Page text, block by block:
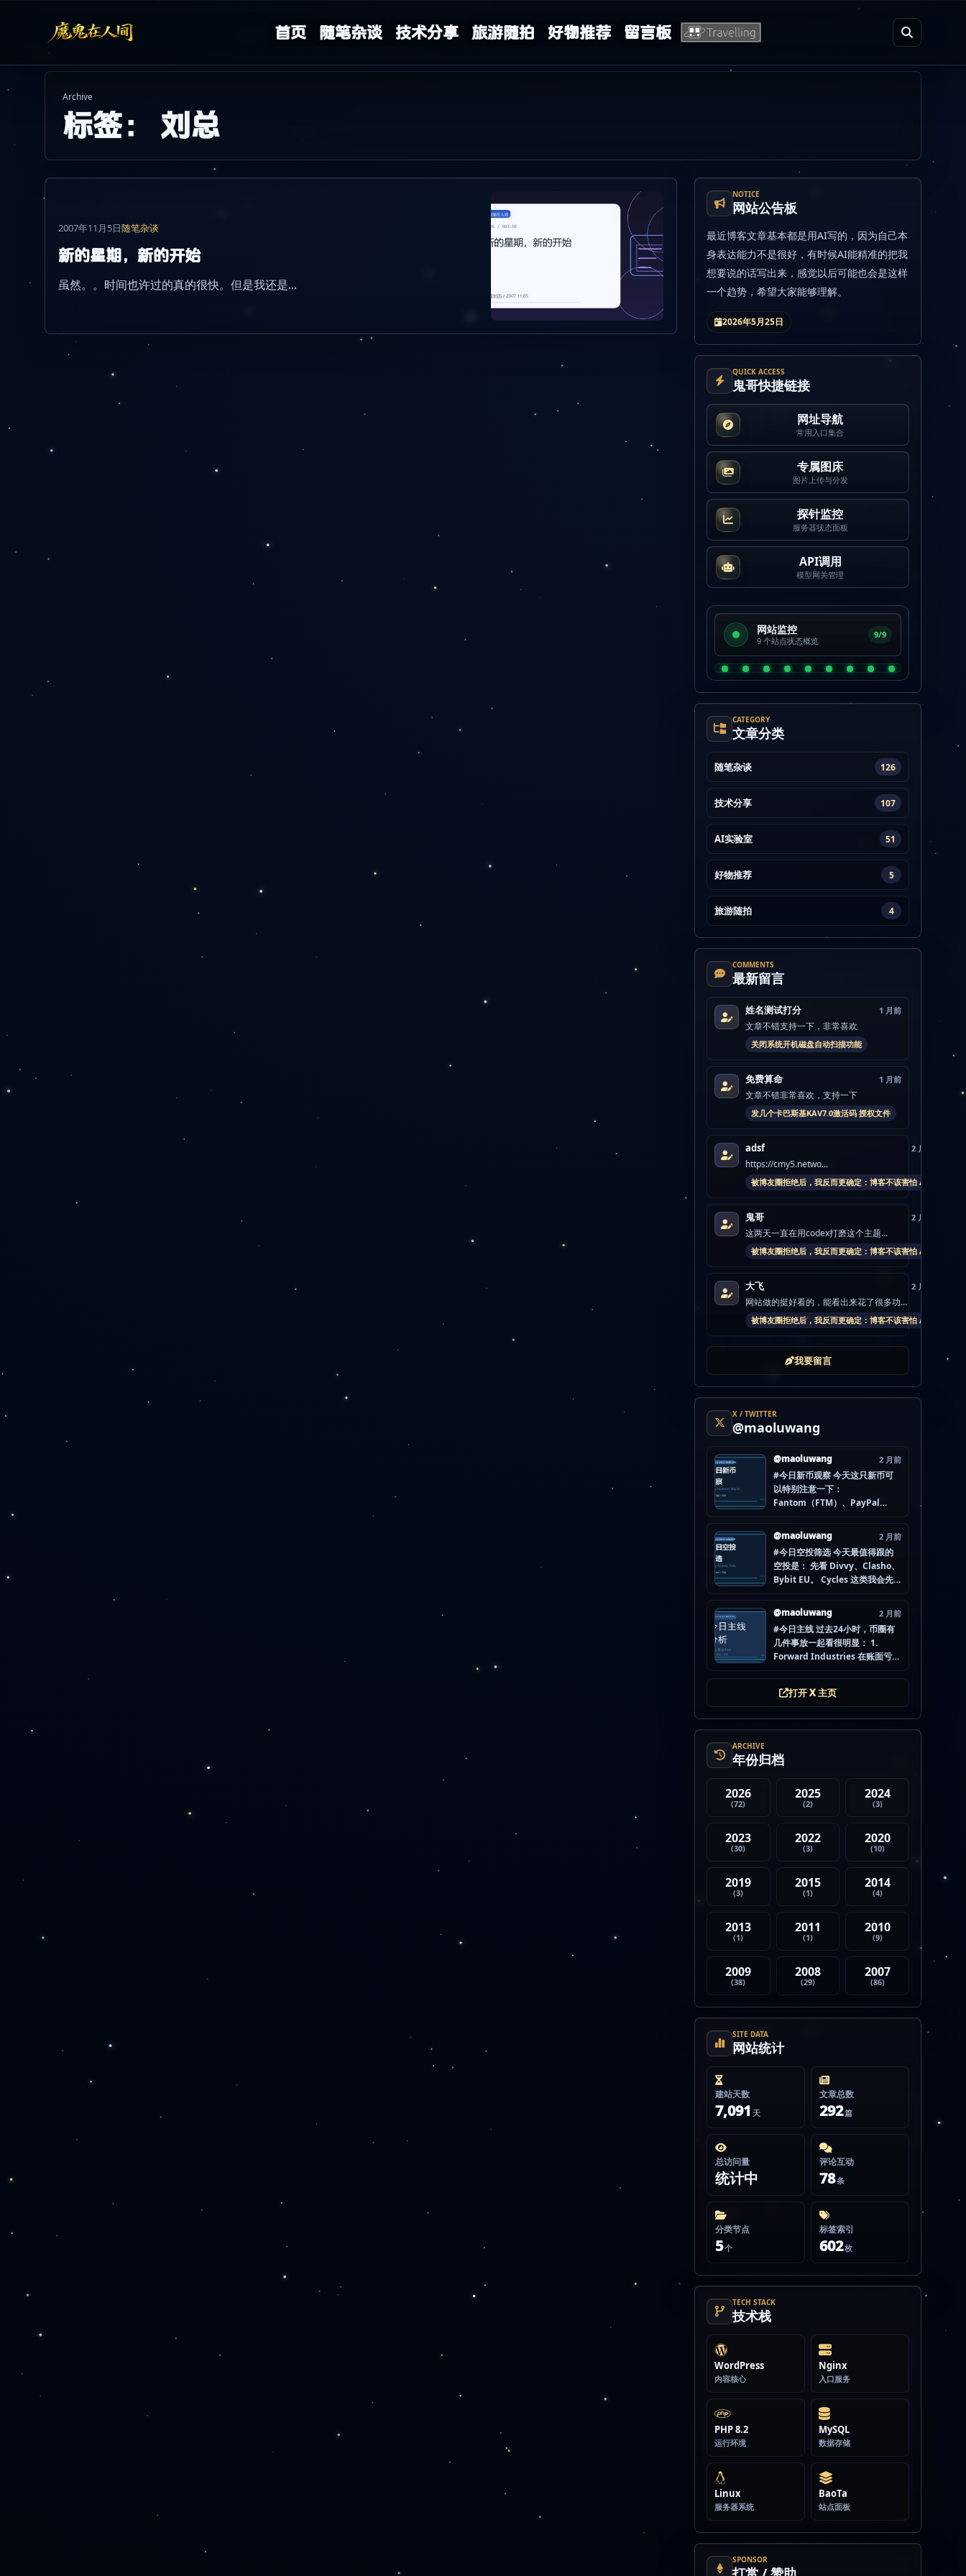
首页 随笔杂谈 技术分享 旅游随拍 好物推荐 留言板
Archive
标签： 刘总
NOTICE
网站公告板
最近博客文章基本都是用AI写的，因为自己本
身表达能力不是很好，有时候AI能精准的把我
想要说的话写出来，感觉以后可能也会是这样
一个趋势，希望大家能够理解。
2026年5月25日
QUICK ACCESS
鬼哥快捷链接
网址导航
常用入口集合
专属图床
图片上传与分发
探针监控
服务器状态面板
API调用
模型网关管理
网站监控
9 个站点状态概览
9/9
CATEGORY
文章分类
随笔杂谈 126
技术分享 107
AI实验室 51
好物推荐 5
旅游随拍 4
COMMENTS
最新留言
姓名测试打分 1 月前
文章不错支持一下，非常喜欢
关闭系统开机磁盘自动扫描功能
免费算命 1 月前
文章不错非常喜欢，支持一下
发几个卡巴斯基KAV7.0激活码 授权文件
adsf 2 月前
https://cmy5.netwo...
被博友圈拒绝后，我反而更确定：博客不该害怕 AI
鬼哥 2 月前
这两天一直在用codex打磨这个主题...
被博友圈拒绝后，我反而更确定：博客不该害怕 AI
大飞 2 月前
网站做的挺好看的，能看出来花了很多功...
被博友圈拒绝后，我反而更确定：博客不该害怕 AI
我要留言
X / TWITTER
@maoluwang
@maoluwang 2 月前
#今日新币观察 今天这只新币可
以特别注意一下：
Fantom（FTM）、PayPal
Liberty Financial（WLFI）、
Internet Computer (IOU)
（ICP） 不是因为它们一定最
猛，而是更像“热度是不是在回流”
的样本。 这种时候最怕把...
@maoluwang 2 月前
#今日空投筛选 今天最值得跟的
空投是： 先看 Divvy、Clasho、
Bybit EU。 Cycles 这类我会先
后续节奏想清楚。 现在做空投最
怕的不是没项目，而是一下全
开，最后一条都没做扎实。
mao.lu/today-airdrop-
selecti… #空投项目 #...
@maoluwang 2 月前
#今日主线 过去24小时，币圈有
几件事放一起看很明显： 1.
Forward Industries 在账面亏损
非法赌博行为 3. 加密亿万富翁继
打开 X 主页
ARCHIVE
年份归档
2026
(72)
2025
(2)
2024
(3)
2023
(30)
2022
(3)
2020
(10)
2019
(3)
2015
(1)
2014
(4)
2013
(1)
2011
(1)
2010
(9)
2009
(38)
2008
(29)
2007
(86)
SITE DATA
网站统计
建站天数
7,091 天
文章总数
292篇
总访问量
统计中
评论互动
78条
分类节点
5个
标签索引
602枚
TECH STACK
技术栈
WordPress
内容核心
Nginx
入口服务
PHP 8.2
运行环境
MySQL
数据存储
Linux
服务器系统
BaoTa
站点面板
SPONSOR
2007年11月5日随笔杂谈
新的星期，新的开始
虽然。。时间也许过的真的很快。但是我还是...